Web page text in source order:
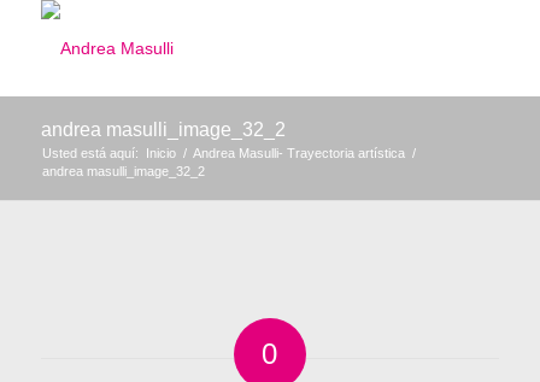
andrea masulli_image_32_2
Usted está aquí: Inicio / Andrea Masulli- Trayectoria artística /
andrea masulli_image_32_2
0